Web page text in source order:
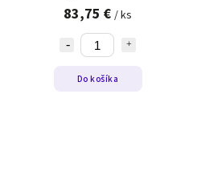
83,75 € / ks
Do košíka